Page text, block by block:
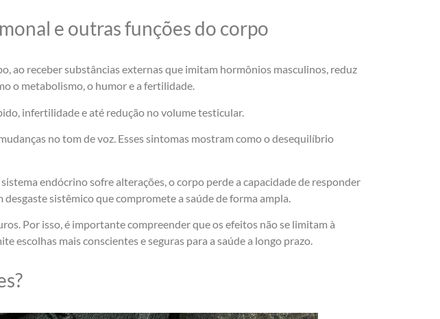
e outras funções do corpo
ao receber substâncias externas que imitam hormônios masculinos, reduz
o metabolismo, o humor e a fertilidade.
infertilidade e até redução no volume testicular.
no tom de voz. Esses sintomas mostram como o desequilíbrio
endócrino sofre alterações, o corpo perde a capacidade de responder
sistêmico que compromete a saúde de forma ampla.
Por isso, é importante compreender que os efeitos não se limitam à
escolhas mais conscientes e seguras para a saúde a longo prazo.